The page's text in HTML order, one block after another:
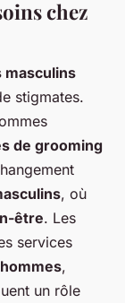
chez
masculins
stigmates.
de grooming
, où
être. Les
services
,
un rôle